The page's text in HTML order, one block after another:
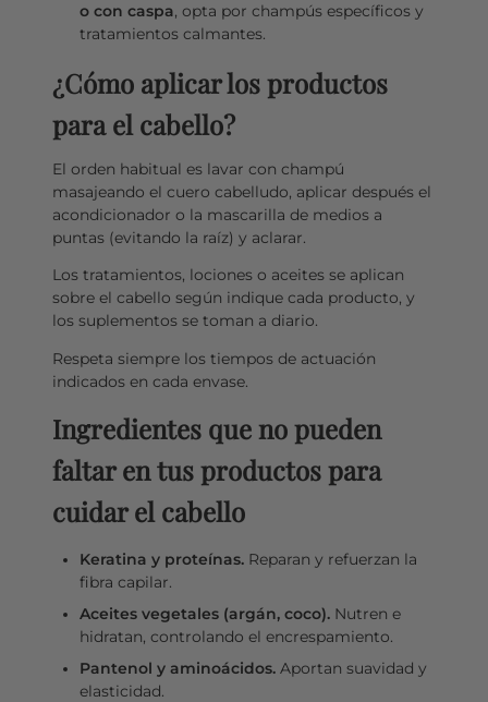
o con caspa, opta por champús específicos y
tratamientos calmantes.
¿Cómo aplicar los productos
para el cabello?
El orden habitual es lavar con champú
masajeando el cuero cabelludo, aplicar después el
acondicionador o la mascarilla de medios a
puntas (evitando la raíz) y aclarar.
Los tratamientos, lociones o aceites se aplican
sobre el cabello según indique cada producto, y
los suplementos se toman a diario.
Respeta siempre los tiempos de actuación
indicados en cada envase.
Ingredientes que no pueden
faltar en tus productos para
cuidar el cabello
Keratina y proteínas.Reparan y refuerzan la
fibra capilar.
Aceites vegetales (argán, coco).Nutren e
hidratan, controlando el encrespamiento.
Pantenol y aminoácidos.Aportan suavidad y
elasticidad.